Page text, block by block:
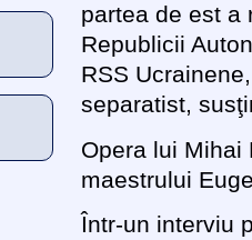
partea de est a
Republicii
RSS
separatist,
Opera lui Mihai
maestrului
Într-un interviu